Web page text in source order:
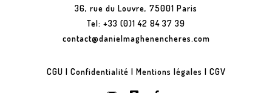
36, rue du Louvre, 75001 Paris
Tel: +33 (0)1 42 84 37 39
contact@danielmaghenencheres.com
CGU | Confidentialité | Mentions légales | CGV